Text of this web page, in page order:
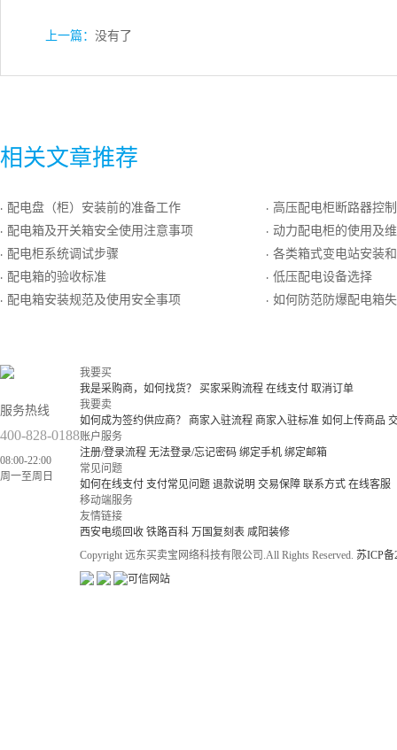
上一篇： 没有了
相关文章推荐
· 配电盘（柜）安装前的准备工作
· 配电箱及开关箱安全使用注意事项
· 配电柜系统调试步骤
· 配电箱的验收标准
· 配电箱安装规范及使用安全事项
· 高压配电柜断路器控制
· 动力配电柜的使用及
· 各类箱式变电站安装
· 低压配电设备选择
· 如何防范防爆配电箱
服务热线
400-828-0188
08:00-22:00
周一至周日
我要买
我是采购商，如何找货？
买家采购流程 在线支付 取消订单
我要卖
如何成为签约供应商？
商家入驻流程 商家入驻标准 如何上传商品
账户服务
注册/登录流程 无法登录/忘记密码 绑定手机 绑定邮箱
常见问题
如何在线支付 支付常见问题 退款说明 交易保障 联系方式 在线客服
移动端服务
友情链接
西安电缆回收 铁路百科 万国复刻表 咸阳装修
Copyright 远东买卖宝网络科技有限公司.All Rights Reserved. 苏ICP备